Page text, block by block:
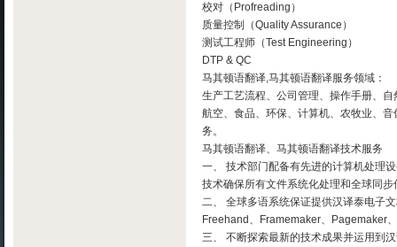
校对（Profreading）
质量控制（Quality Assurance）
测试工程师（Test Engineering）
DTP & QC
马其顿语翻译,马其顿语翻译服务领域：
生产工艺流程、公司管理、操作手册、
航空、食品、环保、计算机、农牧业、
务。
马其顿语翻译、马其顿语翻译技术服务
一、 技术部门配备有先进的计算机处理
技术确保所有文件系统化处理和全球同步
二、 全球多语系统保证提供汉译泰电子
Freehand、Framemaker、Pagemaker
三、 不断探索最新的技术成果并运用到